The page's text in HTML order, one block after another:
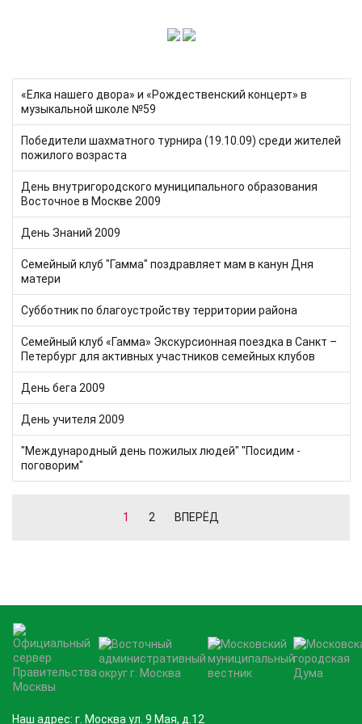
«Елка нашего двора» и «Рождественский концерт» в
музыкальной школе №59
Победители шахматного турнира (19.10.09) среди жителей
пожилого возраста
День внутригородского муниципального образования
Восточное в Москве 2009
День Знаний 2009
Семейный клуб "Гамма" поздравляет мам в канун Дня
матери
Субботник по благоустройству территории района
Семейный клуб «Гамма» Экскурсионная поездка в Санкт –
Петербург для активных участников семейных клубов
День бега 2009
День учителя 2009
"Международный день пожилых людей" "Посидим -
поговорим"
1 2 ВПЕРЁД
Наш адрес: г. Москва ул. 9 Мая, д.12